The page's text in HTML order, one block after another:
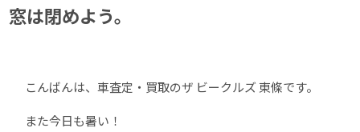
窓は閉めよう。
こんばんは、車査定・買取のザ ビークルズ 東條です。
また今日も暑い！